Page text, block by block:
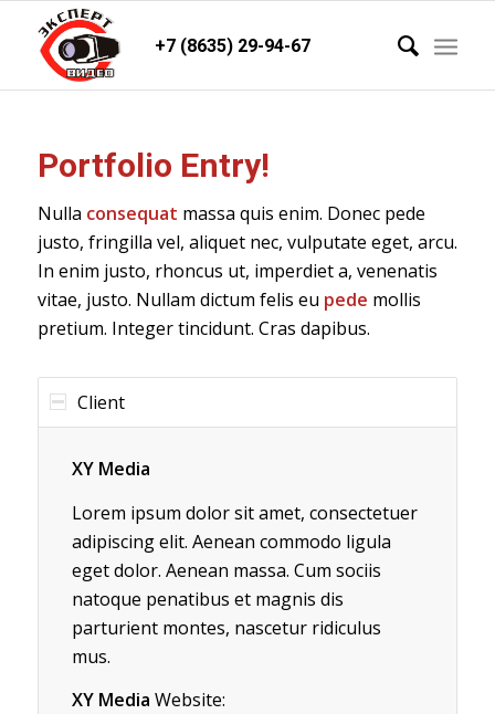
+7 (8635) 29-94-67
Portfolio Entry!
Nulla consequat massa quis enim. Donec pede
justo, fringilla vel, aliquet nec, vulputate eget, arcu.
In enim justo, rhoncus ut, imperdiet a, venenatis
vitae, justo. Nullam dictum felis eu pede mollis
pretium. Integer tincidunt. Cras dapibus.
Client
XY Media
Lorem ipsum dolor sit amet, consectetuer
adipiscing elit. Aenean commodo ligula
eget dolor. Aenean massa. Cum sociis
natoque penatibus et magnis dis
parturient montes, nascetur ridiculus
mus.
XY Media Website: